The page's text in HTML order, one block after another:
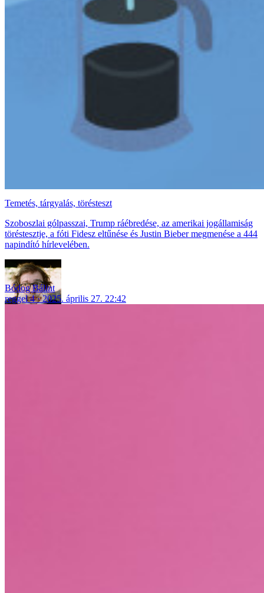
Temetés, tárgyalás, törésteszt
Szoboszlai gólpasszai, Trump ráébredése, az amerikai jogállamiság
töréstesztje, a fóti Fidesz eltűnése és Justin Bieber megmenése a 444
napindító hírlevelében.
Bódog Bálint
reggel 4
2025. április 27. 22:42